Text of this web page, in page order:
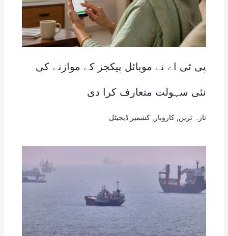
پی ٹی اے نے موبائل پیکجز کے موازنے کی
نئی سہولت متعارف کرا دی
تازہ ترین کاروبار کشمیر ڈیجیٹل